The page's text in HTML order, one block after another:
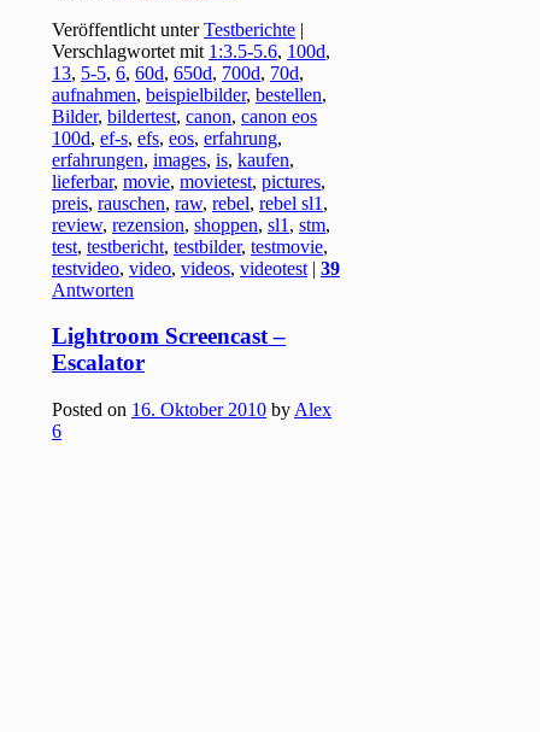
Veröffentlicht unter Testberichte |
Verschlagwortet mit 1:3.5-5.6, 100d,
13, 5-5,6,60d,650d, 700d, 70d,
aufnahmen,beispielbilder,bestellen,
Bilder,bildertest,canon,canon eos
100d,ef-s,efs,eos,erfahrung,
erfahrungen,images,is,kaufen,
lieferbar,movie,movietest,pictures,
preis,rauschen,raw,rebel,rebel sl1 ,
review,rezension,shoppen,sl1 ,stm,
test,testbericht,testbilder,testmovie,
testvideo,video,videos,videotest |39
Antworten
Lightroom Screencast –
Escalator
Posted on 16. Oktober 2010 by Alex
6